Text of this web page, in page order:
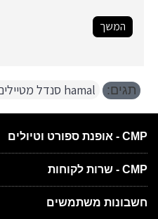
המשך
תגים: hamal סנדל מטיילים לנשים
CMP - אופנת ספורט וטיולים
CMP - שרות לקוחות
חשבונות משתמשים